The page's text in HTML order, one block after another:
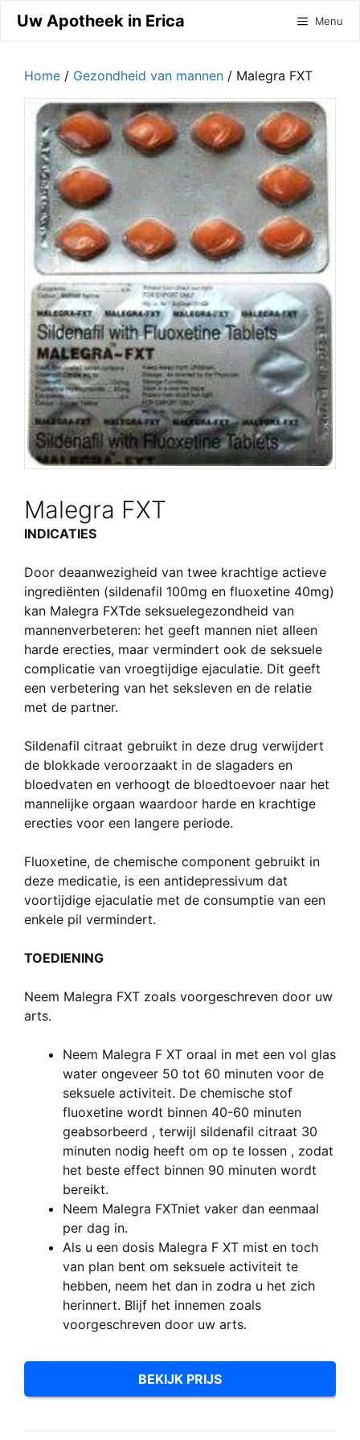
naar
inhoud
Uw Apotheek in Erica Menu
Home / Gezondheid van mannen / Malegra FXT
Malegra FXT
INDICATIES
Door deaanwezigheid van twee krachtige actieve
ingrediënten (sildenafil 100mg en fluoxetine 40mg)
kan Malegra FXTde seksuelegezondheid van
mannenverbeteren: het geeft mannen niet alleen
harde erecties, maar vermindert ook de seksuele
complicatie van vroegtijdige ejaculatie. Dit geeft
een verbetering van het seksleven en de relatie
met de partner.
Sildenafil citraat gebruikt in deze drug verwijdert
de blokkade veroorzaakt in de slagaders en
bloedvaten en verhoogt de bloedtoevoer naar het
mannelijke orgaan waardoor harde en krachtige
erecties voor een langere periode.
Fluoxetine, de chemische component gebruikt in
deze medicatie, is een antidepressivum dat
voortijdige ejaculatie met de consumptie van een
enkele pil vermindert.
TOEDIENING
Neem Malegra FXT zoals voorgeschreven door uw
arts.
Neem Malegra F XT oraal in met een vol glas
water ongeveer 50 tot 60 minuten voor de
seksuele activiteit. De chemische stof
fluoxetine wordt binnen 40-60 minuten
geabsorbeerd , terwijl sildenafil citraat 30
minuten nodig heeft om op te lossen , zodat
het beste effect binnen 90 minuten wordt
bereikt.
Neem Malegra FXTniet vaker dan eenmaal
per dag in.
Als u een dosis Malegra F XT mist en toch
van plan bent om seksuele activiteit te
hebben, neem het dan in zodra u het zich
herinnert. Blijf het innemen zoals
voorgeschreven door uw arts.
BEKIJK PRIJS